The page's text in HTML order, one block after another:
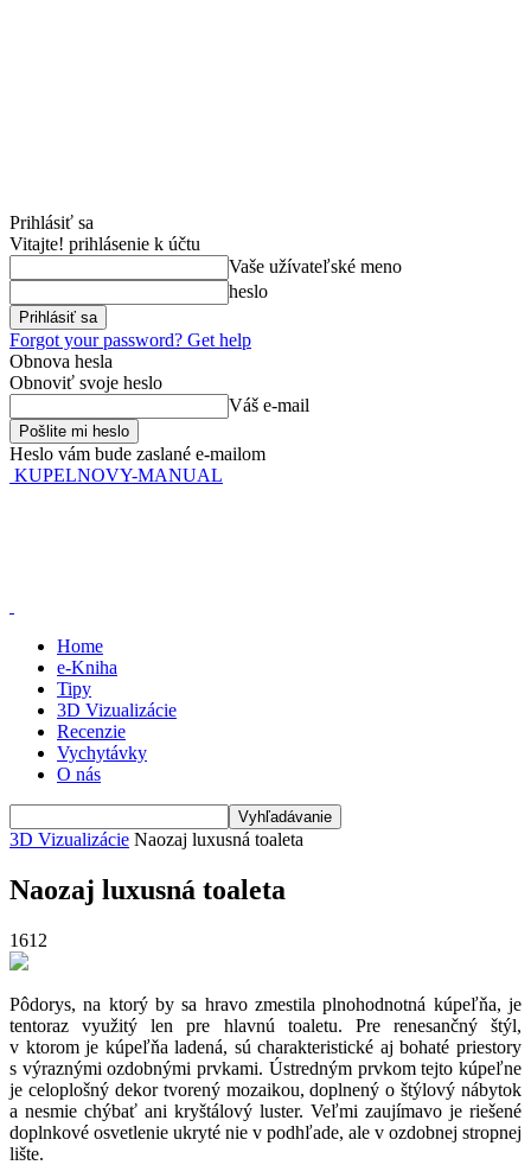
Prihlásiť sa
Vitajte! prihlásenie k účtu
Vaše užívateľské meno
heslo
Forgot your password? Get help
Obnova hesla
Obnoviť svoje heslo
Váš e-mail
Heslo vám bude zaslané e-mailom
KUPELNOVY-MANUAL
Home
e-Kniha
Tipy
3D Vizualizácie
Recenzie
Vychytávky
O nás
3D Vizualizácie Naozaj luxusná toaleta
Naozaj luxusná toaleta
1612
Pôdorys, na ktorý by sa hravo zmestila plnohodnotná kúpeľňa, je
tentoraz využitý len pre hlavnú toaletu. Pre renesančný štýl,
v ktorom je kúpeľňa ladená, sú charakteristické aj bohaté priestory
s výraznými ozdobnými prvkami. Ústredným prvkom tejto kúpeľne
je celoplošný dekor tvorený mozaikou, doplnený o štýlový nábytok
a nesmie chýbať ani kryštálový luster. Veľmi zaujímavo je riešené
doplnkové osvetlenie ukryté nie v podhľade, ale v ozdobnej stropnej
lište.